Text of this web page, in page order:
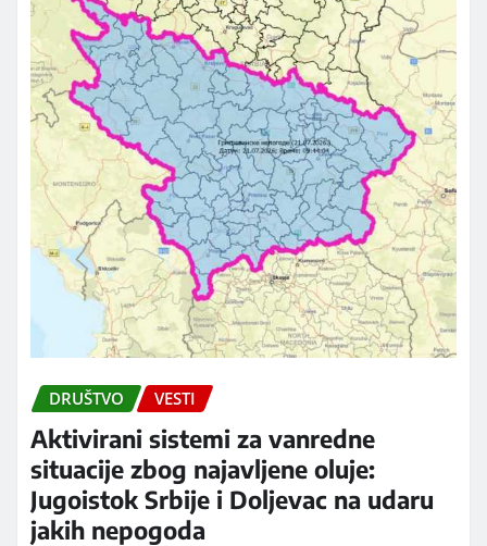
DRUŠTVO VESTI
Aktivirani sistemi za vanredne
situacije zbog najavljene oluje:
Jugoistok Srbije i Doljevac na udaru
jakih nepogoda